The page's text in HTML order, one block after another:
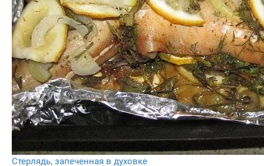
Стерлядь, запеченная в духовке